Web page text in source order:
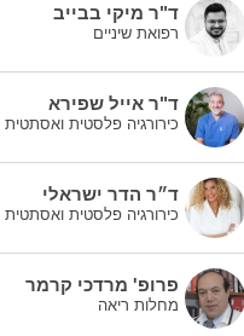
ד"ר מיקי בבייב
רפואת שיניים
ד"ר אייל שפירא
כירורגיה פלסטית ואסתטית
ד״ר הדר ישראלי
כירורגיה פלסטית ואסתטית
פרופ' מרדכי קרמר
מחלות ריאה